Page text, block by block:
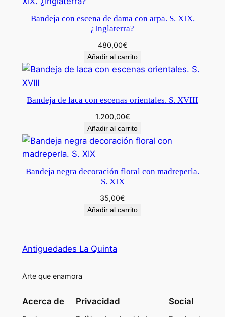
a
Bandeja con escena de dama con arpa. S. XIX.
¿Inglaterra?
480,00€
Añadir al carrito
Bandeja de laca con escenas orientales. S. XVIII
1.200,00€
Añadir al carrito
Bandeja negra decoración floral con madreperla.
S. XIX
35,00€
Añadir al carrito
Antiguedades La Quinta
Arte que enamora
Acerca de Privacidad Social